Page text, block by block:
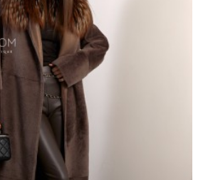
и добавит нотку роскоши.
позволяет разнообразить
открывая возможность для
стильных комбинаций. Внутренняя
коричневой кожи ягнёнка
комфорт и уют, что делает
приятным.
длины под заказ позволяет
идеальный вариант. Доступные
позволят девушкам с любым